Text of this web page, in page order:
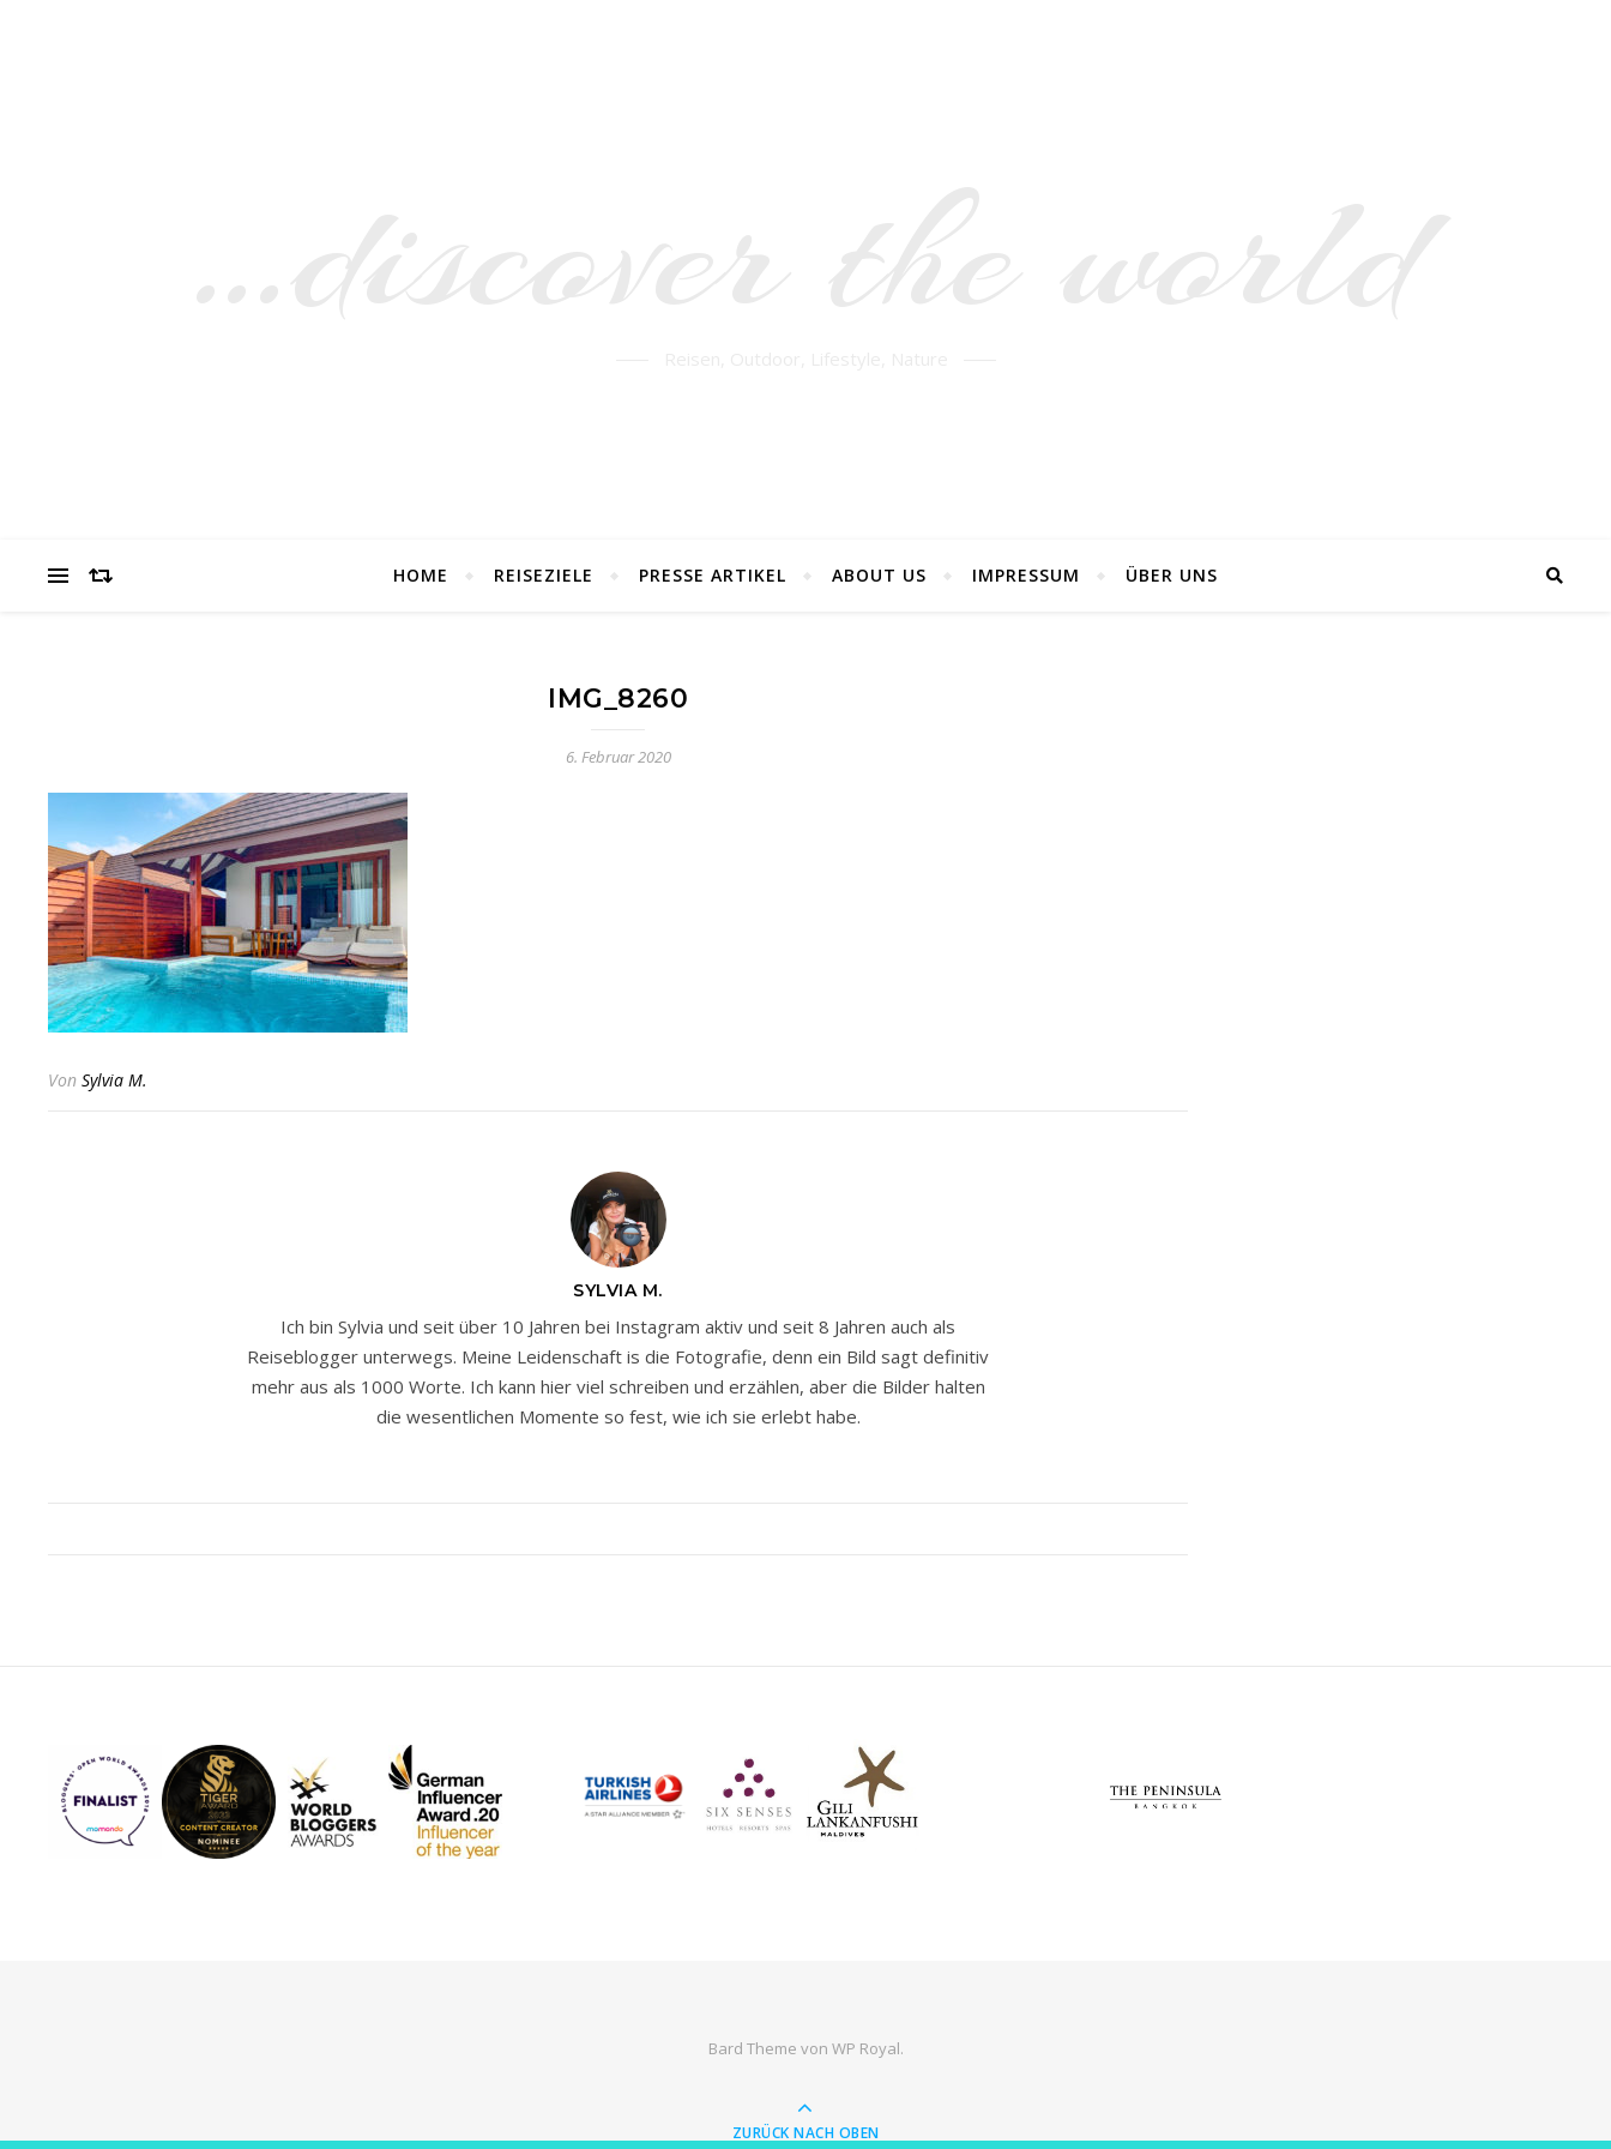
HOME REISEZIELE PRESSE ARTIKEL ABOUT US IMPRESSUM ÜBER UNS
IMG_8260
6. Februar 2020
Von Sylvia M.
SYLVIA M.
Ich bin Sylvia und seit über 10 Jahren bei Instagram aktiv und seit 8 Jahren auch als
Reiseblogger unterwegs. Meine Leidenschaft is die Fotografie, denn ein Bild sagt definitiv
mehr aus als 1000 Worte. Ich kann hier viel schreiben und erzählen, aber die Bilder halten
die wesentlichen Momente so fest, wie ich sie erlebt habe.
Bard Theme von WP Royal.
ZURÜCK NACH OBEN